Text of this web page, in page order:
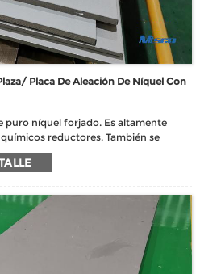
Placa De Aleación De Níquel Con
puro níquel forjado. Es altamente
reductores. También se
que causan la formación de
ejemplo, su resistencia no expulsada
más altas sufre de
severamente